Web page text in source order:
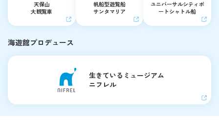
天保山
大観覧車
帆船型遊覧船
サンタマリア
ユニバーサルシティ ポ
ートシャトル船
海遊館プロデュース
生きているミュージアム
ニフレル